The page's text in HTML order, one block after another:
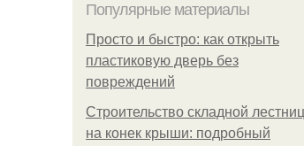
Популярные материалы
Просто и быстро: как открыть
пластиковую дверь без
повреждений
Строительство складной
на конек крыши: подробный